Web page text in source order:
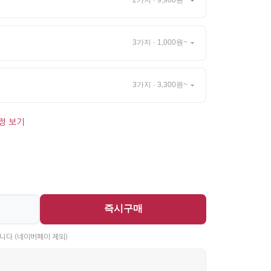
3가지 · 1,000원~
3가지 · 3,300원~
보기
즉시구매
다 (네이버페이 제외)